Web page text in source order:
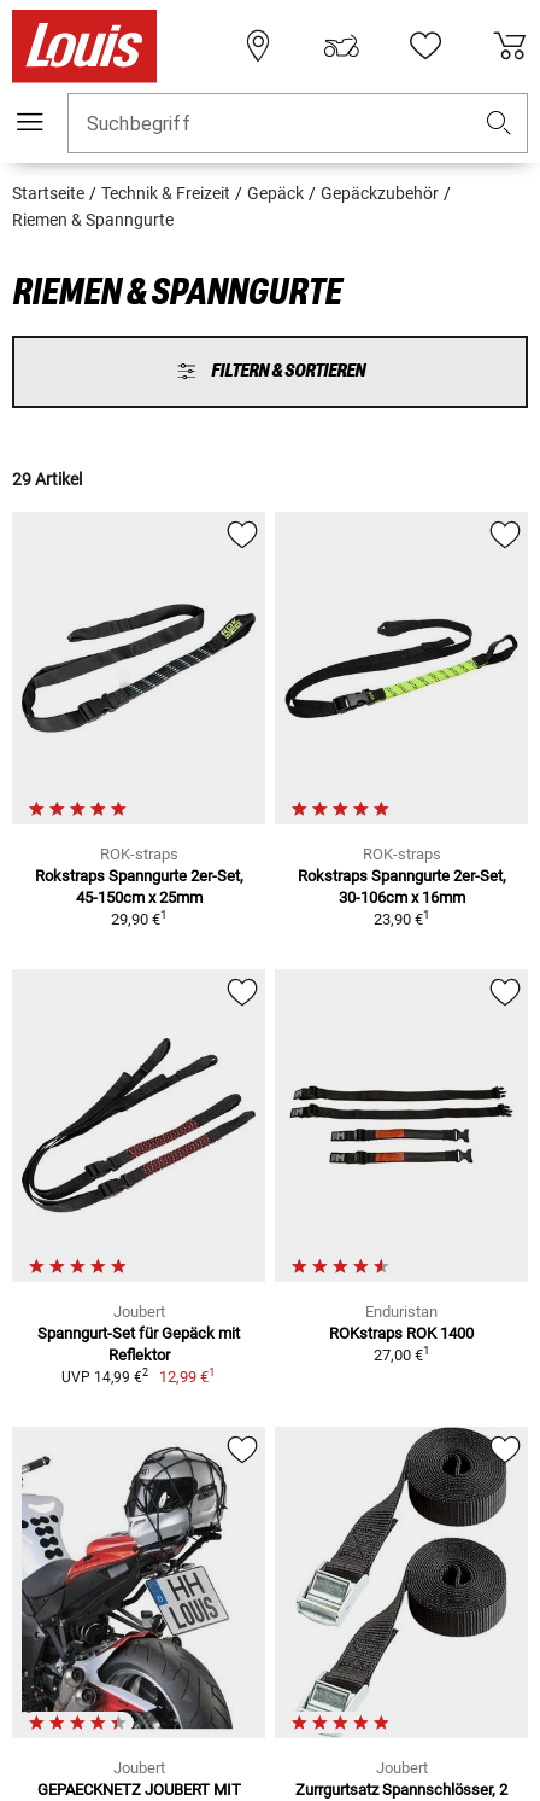
Suchbegriff
Startseite Technik & Freizeit Gepäck
Gepäckzubehör
Riemen & Spanngurte
RIEMEN & SPANNGURTE
FILTERN & SORTIEREN
29 Artikel
ROK-straps
Rokstraps Spanngurte 2er-Set,
45-150cm x 25mm
29,90 €1
ROK-straps
Rokstraps Spanngurte 2er-Set,
30-106cm x 16mm
23,90 €1
Joubert
Spanngurt-Set für Gepäck mit
Reflektor
UVP 14,99 €2 12,99 €1
Enduristan
ROKstraps ROK 1400
27,00 €1
Joubert
GEPAECKNETZ JOUBERT MIT
Joubert
Zurrgurtsatz Spannschlösser, 2